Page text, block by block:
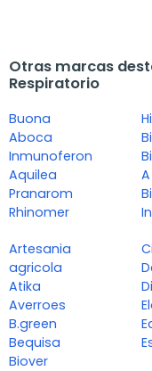
Otras marcas
Respiratorio
Buona
Aboca
Inmunoferon
Aquilea
Pranarom
Rhinomer
Artesania
agricola
Atika
Averroes
B.green
Bequisa
Biover